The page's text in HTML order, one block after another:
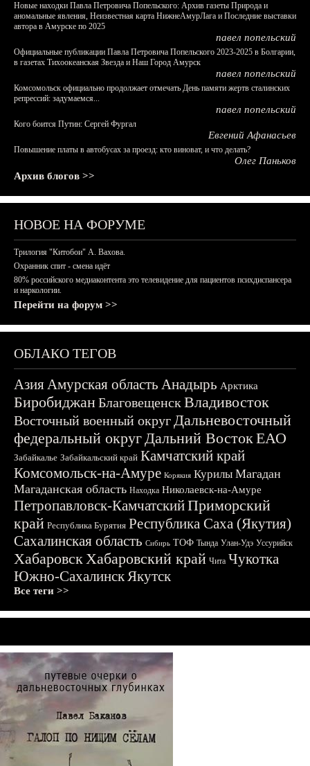
Новые находки Павла Петровича Попельского: Архив газеты Природа и
аномальные явления, Неизвестная карта НижнеАмурЛага и Последние выставки
автора в Амурске по 2025
павел попельский
Официальные публикации Павла Петровича Попельского 2023-2025 в Болгарии,
в газетах Тихоокеанская Звезда и Наш Город Амурск
павел попельский
Комсомольск официально продолжает отмечать День памяти жертв сталинских
репрессий: задумаемся...
павел попельский
Кого боится Путин: Сергей Фургал
Евгений Афанасьев
Повышение платы в автобусах за проезд: кто виноват, и что делать?
Олег Паньков
Архив блогов >>
НОВОЕ НА ФОРУМЕ
Трилогия "Китобои" А. Вахова.
Охранник спит - смена идёт
80% российского медиаконтента это телевидение для пациентов психдиспансера
и наркологии.
Перейти на форум >>
ОБЛАКО ТЕГОВ
АзияАмурская область Анадырь Арктика
БиробиджанБлаговещенскВладивосток
Восточный военный округДальневосточный
федеральный округДальний ВостокЕАО
Забайкалье Забайкальский край Камчатский край
Комсомольск-на-Амуре Корякия Курилы Магадан
Магаданская область Находка Николаевск-на-Амуре
Петропавловск-КамчатскийПриморский
край Республика Бурятия Республика Саха (Якутия)
Сахалинская область Сибирь ТОФ Тында Улан-Удэ Уссурийск
ХабаровскХабаровский край Чита Чукотка
Южно-СахалинскЯкутск
Все теги >>